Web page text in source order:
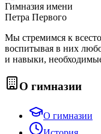
Гимназия имени
Петра Первого
Мы стремимся к
воспитывая в них
и навыки,
О гимназии
О гимназии